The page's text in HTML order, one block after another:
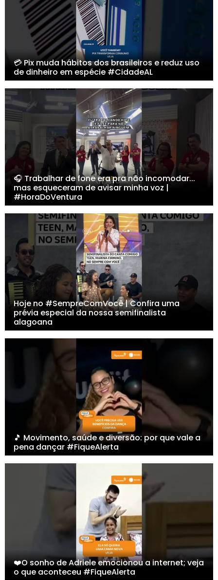
💳 Pix muda hábitos dos brasileiros e reduz uso
de dinheiro em espécie #CidadeAL
🎧 Trabalhar de fone era pra não incomodar...
mas esqueceram de avisar minha voz |
#HoraDoVentura
Hoje no #SempreComVocê | Confira uma
prévia especial da nossa semifinalista
alagoana
🎵 Movimento, saúde e diversão: por que vale a
pena dançar #FiqueAlerta
❤️O sonho de Adriele emocionou a internet; veja
o que aconteceu #FiqueAlerta